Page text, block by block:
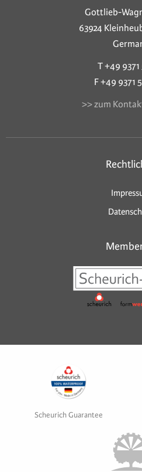
Gottlieb-
63924
T +49
F +49 9371
>> zum
Scheurich Guarantee